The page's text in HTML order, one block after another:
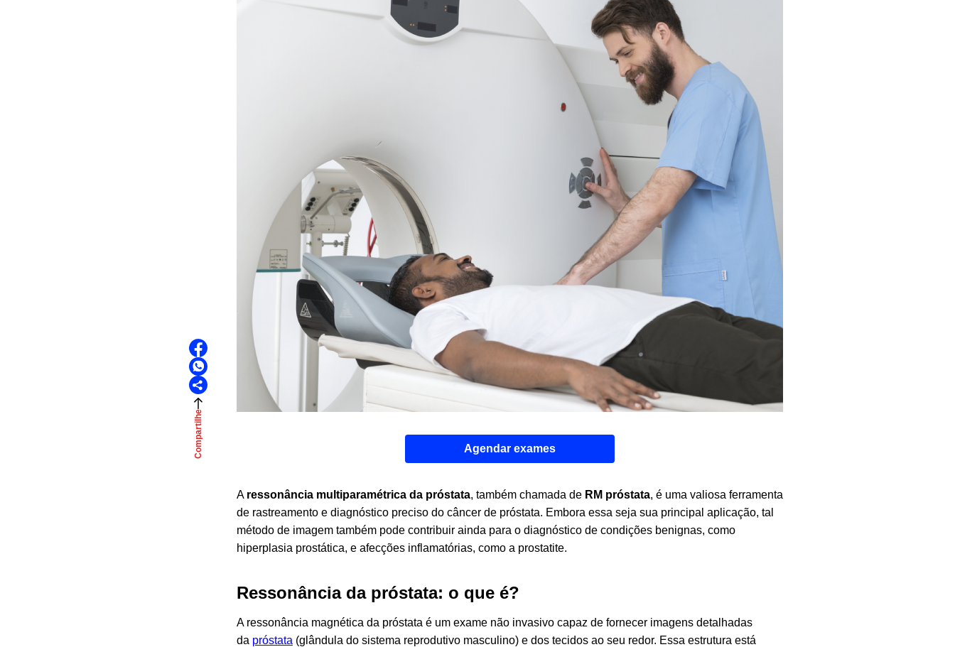
Compartilhe Agendar exames
A ressonância multiparamétrica da próstata, também chamada de RM próstata, é uma valiosa ferramenta
de rastreamento e diagnóstico preciso do câncer de próstata. Embora essa seja sua principal aplicação, tal
método de imagem também pode contribuir ainda para o diagnóstico de condições benignas, como
hiperplasia prostática, e afecções inflamatórias, como a prostatite.
Ressonância da próstata: o que é?
A ressonância magnética da próstata é um exame não invasivo capaz de fornecer imagens detalhadas
da próstata (glândula do sistema reprodutivo masculino) e dos tecidos ao seu redor. Essa estrutura está